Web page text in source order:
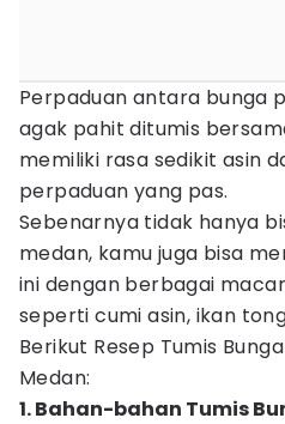
Perpaduan antara bunga
agak pahit ditumis
memiliki rasa sedikit asin
perpaduan yang pas.
Sebenarnya tidak hanya
medan, kamu juga bisa
ini dengan berbagai
seperti cumi asin, ikan
Berikut Resep Tumis
Medan:
1. Bahan-bahan Tumis